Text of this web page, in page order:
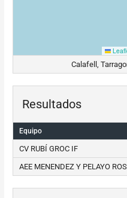
Calafell,
Resultados
Equipo
CV RUBÍ GROC IF
AEE MENENDEZ Y PELAYO